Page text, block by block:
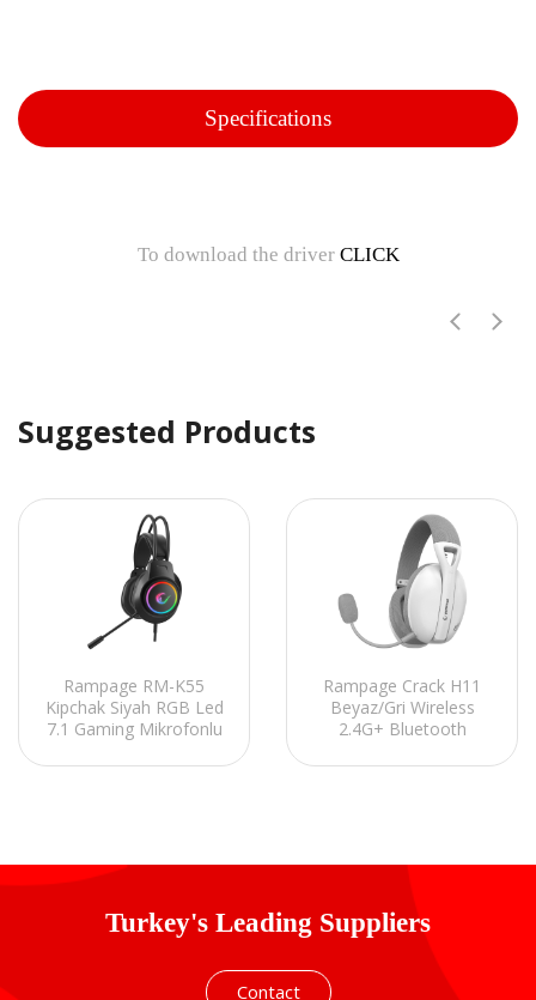
Specifications
To download the driver CLICK
Suggested Products
Rampage RM-K55
Kipchak Siyah RGB Led
7.1 Gaming Mikrofonlu
Rampage Crack H11
Beyaz/Gri Wireless
2.4G+ Bluetooth
Kulaklığı
Turkey's Leading Suppliers
Contact